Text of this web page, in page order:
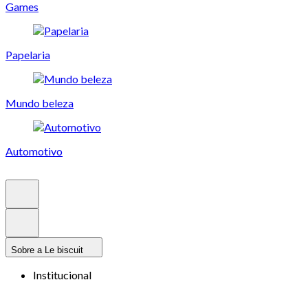
Games
Papelaria
Mundo beleza
Automotivo
Sobre a Le biscuit
Institucional